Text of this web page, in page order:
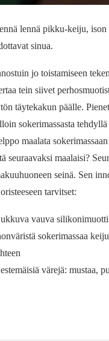
lennä pikku-keiju,
sinua.
jo toistamiseen
tein siivet
täytekakun päälle.
sokerimassasta
maalata
seuraavaksi maalaisi?
seinä. Sen
tarvitset:
vauva silikonimuotti
sokerimassaa
värejä: mustaa,